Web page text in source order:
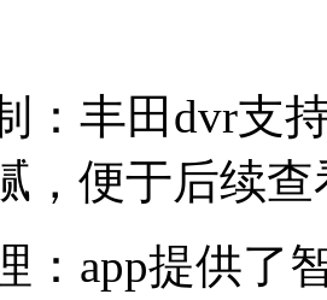
：丰田dvr支
，便于后续
：app提供了